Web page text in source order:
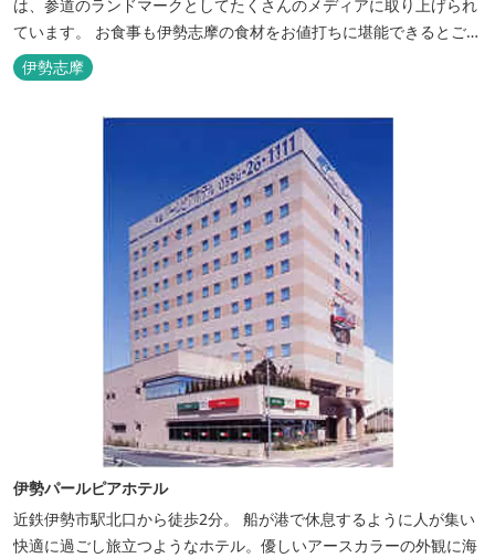
は、参道のランドマークとしてたくさんのメディアに取り上げられ
ています。 お食事も伊勢志摩の食材をお値打ちに堪能できるとご好
評いただいています。
伊勢志摩
伊勢パールピアホテル
近鉄伊勢市駅北口から徒歩2分。 船が港で休息するように人が集い
快適に過ごし旅立つようなホテル。優しいアースカラーの外観に海